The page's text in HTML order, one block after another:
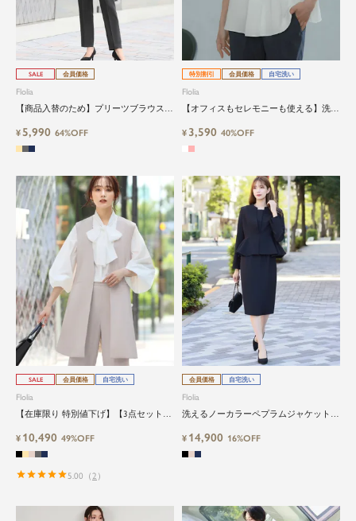
オフィスやマザーシーンで活躍するセレモニース
ーツ。気負わずに着て頂ける素敵な一枚...それが
Floliaの提案するスーツです。
品よく艶やかに着こなすことのできる女性らしい
セットアップから、故人を偲ぶのに相応しい洗練
せて頂きます。
SALE 会員価格
Flolia
【商品入替のため】プリーツブラウス×
卒業式・入学式・ビジネス対応
¥5,990 64%OFF
特別割引 会員価格 自宅洗い
Flolia
【オフィスもセレモニーも使える】洗え
ウス
¥ 3,590 40%OFF
SALE 会員価格 自宅洗い
Flolia
【在庫限り 特別値下げ】【3点セット】
ラウス・ストレートパンツの3点セット
アップセレモニースーツ
¥ 10,490 49%OFF
5.00 （2 ）
会員価格 自宅洗い
Flolia
洗えるノーカラーペプラムジャケット＆
ットセレモニースーツ
¥ 14,900 16%OFF